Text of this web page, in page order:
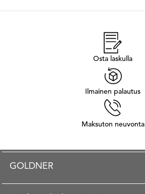
Osta laskulla
Ilmainen palautus
Maksuton neuvonta
GOLDNER